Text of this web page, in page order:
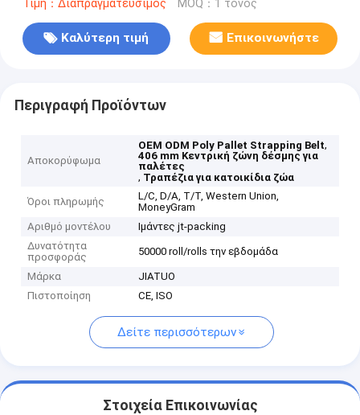
Τιμή：Διαπραγματεύσιμος MOQ：1 τόνος
Καλύτερη τιμή Επικοινωνήστε
Περιγραφή Προϊόντων
Αποκορύφωμα
OEM ODM Poly Pallet Strapping Belt,
406 mm Κεντρική ζώνη δέσμης για
παλέτες
, Τραπέζια για κατοικίδια ζώα
Όροι πληρωμής
L/C, D/A, T/T, Western Union,
MoneyGram
Αριθμό μοντέλου
Ιμάντες jt-packing
Δυνατότητα
προσφοράς
50000 roll/rolls την εβδομάδα
Μάρκα
JIATUO
Πιστοποίηση
CE, ISO
Δείτε περισσότερων
Στοιχεία Επικοινωνίας